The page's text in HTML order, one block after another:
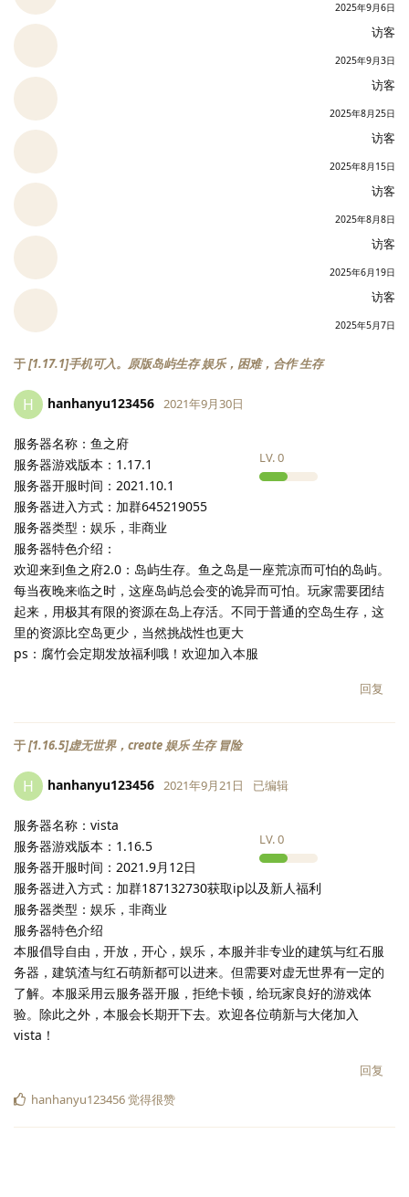
2025年9月6日
访客
2025年9月3日
访客
2025年8月25日
访客
2025年8月15日
访客
2025年8月8日
访客
2025年6月19日
访客
2025年5月7日
于[1.17.1]手机可入。原版岛屿生存 娱乐，困难，合作 生存
H hanhanyu123456
LV.0
2021年9月30日
服务器名称：鱼之府
服务器游戏版本：1.17.1
服务器开服时间：2021.10.1
服务器进入方式：加群645219055
服务器类型：娱乐，非商业
服务器特色介绍：
欢迎来到鱼之府2.0：岛屿生存。鱼之岛是一座荒凉而可怕的岛屿。
每当夜晚来临之时，这座岛屿总会变的诡异而可怕。玩家需要团结
起来，用极其有限的资源在岛上存活。不同于普通的空岛生存，这
里的资源比空岛更少，当然挑战性也更大
ps：腐竹会定期发放福利哦！欢迎加入本服
回复
于[1.16.5]虚无世界，create 娱乐 生存 冒险
H hanhanyu123456
LV.0
2021年9月21日 已编辑
服务器名称：vista
服务器游戏版本：1.16.5
服务器开服时间：2021.9月12日
服务器进入方式：加群187132730获取ip以及新人福利
服务器类型：娱乐，非商业
服务器特色介绍
本服倡导自由，开放，开心，娱乐，本服并非专业的建筑与红石服
务器，建筑渣与红石萌新都可以进来。但需要对虚无世界有一定的
了解。本服采用云服务器开服，拒绝卡顿，给玩家良好的游戏体
验。除此之外，本服会长期开下去。欢迎各位萌新与大佬加入
vista！
回复
hanhanyu123456觉得很赞